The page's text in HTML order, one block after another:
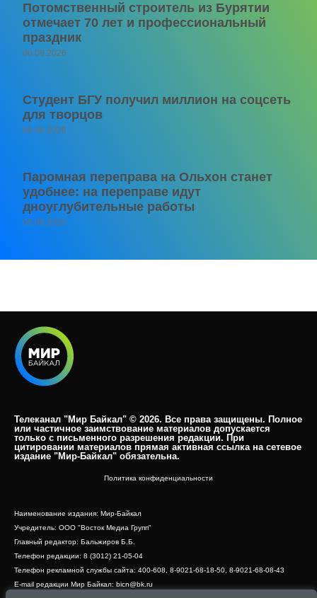
Потомственный строитель из Бурятии
отмечает 70 лет и профессиональный
праздник
06.08.2026
Студент БГУ получил миллион на соцсеть
для творцов
06.08.2026
Паромная переправа на Ольхон станет
удобнее: на переправе идут
дноуглубительные работы
06.08.2026
Телеканал "Мир Байкал" © 2026. Все права защищены. Полное
или частичное заимствование материалов допускается
только с письменного разрешения редакции. При
цитировании материалов прямая активная ссылка на сетевое
издание "Мир-Байкал" обязательна.​
Политика конфиденциальности
Наименование издания: Мир-Байкал
Учредитель: ООО "Восток Медиа Групп"
Главный редактор: Бальжиров Б.Б.
Телефон редакции: 8 (3012) 21-05-04
Телефон рекламной службы сайта: 400-608, 8-9021-68-18-50, 8-9021-68-08-43
E-mail редакции Мир Байкал: bicn@bk.ru